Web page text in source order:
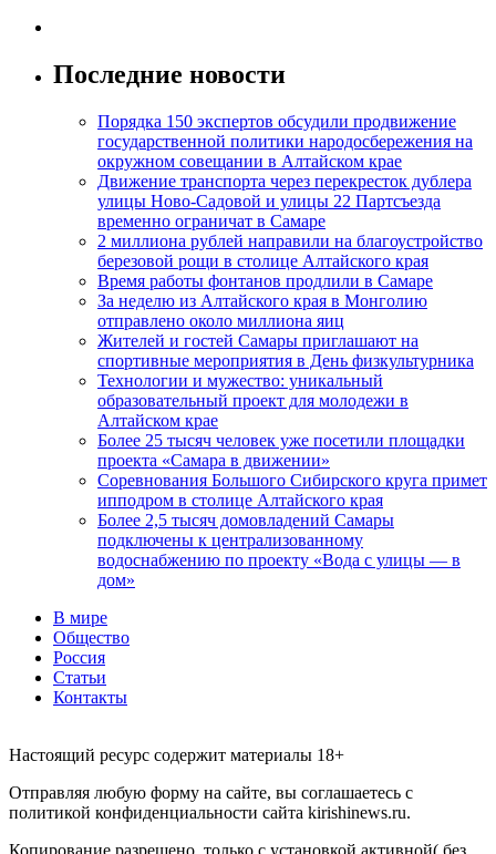
Последние новости
Порядка 150 экспертов обсудили продвижение
государственной политики народосбережения на
окружном совещании в Алтайском крае
Движение транспорта через перекресток дублера
улицы Ново-Садовой и улицы 22 Партсъезда
временно ограничат в Самаре
2 миллиона рублей направили на благоустройство
березовой рощи в столице Алтайского края
Время работы фонтанов продлили в Самаре
За неделю из Алтайского края в Монголию
отправлено около миллиона яиц
Жителей и гостей Самары приглашают на
спортивные мероприятия в День физкультурника
Технологии и мужество: уникальный
образовательный проект для молодежи в
Алтайском крае
Более 25 тысяч человек уже посетили площадки
проекта «Самара в движении»
Соревнования Большого Сибирского круга примет
ипподром в столице Алтайского края
Более 2,5 тысяч домовладений Самары
подключены к централизованному
водоснабжению по проекту «Вода с улицы — в
дом»
В мире
Общество
Россия
Статьи
Контакты
Настоящий ресурс содержит материалы 18+
Отправляя любую форму на сайте, вы соглашаетесь с
политикой конфиденциальности сайта kirishinews.ru.
Копирование разрешено, только с установкой активной( без